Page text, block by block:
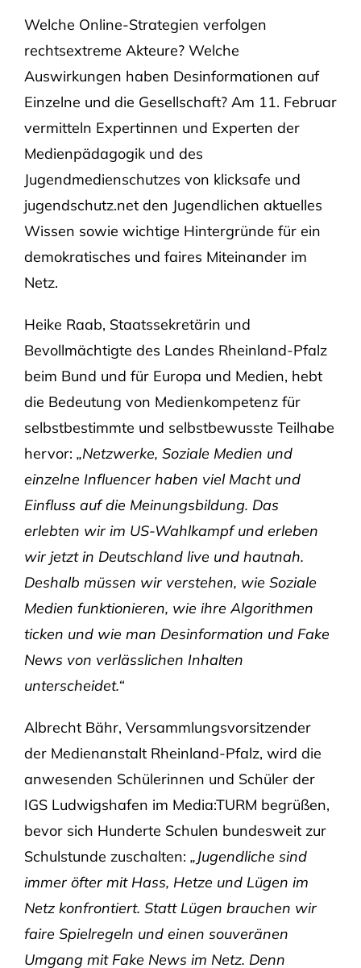
Welche Online-Strategien verfolgen
rechtsextreme Akteure? Welche
Auswirkungen haben Desinformationen auf
Einzelne und die Gesellschaft? Am 11. Februar
vermitteln Expertinnen und Experten der
Medienpädagogik und des
Jugendmedienschutzes von klicksafe und
jugendschutz.net den Jugendlichen aktuelles
Wissen sowie wichtige Hintergründe für ein
demokratisches und faires Miteinander im
Netz.
Heike Raab, Staatssekretärin und
Bevollmächtigte des Landes Rheinland-Pfalz
beim Bund und für Europa und Medien, hebt
die Bedeutung von Medienkompetenz für
selbstbestimmte und selbstbewusste Teilhabe
hervor: „Netzwerke, Soziale Medien und
einzelne Influencer haben viel Macht und
Einfluss auf die Meinungsbildung. Das
erlebten wir im US-Wahlkampf und erleben
wir jetzt in Deutschland live und hautnah.
Deshalb müssen wir verstehen, wie Soziale
Medien funktionieren, wie ihre Algorithmen
ticken und wie man Desinformation und Fake
News von verlässlichen Inhalten
unterscheidet.“
Albrecht Bähr, Versammlungsvorsitzender
der Medienanstalt Rheinland-Pfalz, wird die
anwesenden Schülerinnen und Schüler der
IGS Ludwigshafen im Media:TURM begrüßen,
bevor sich Hunderte Schulen bundesweit zur
Schulstunde zuschalten: „Jugendliche sind
immer öfter mit Hass, Hetze und Lügen im
Netz konfrontiert. Statt Lügen brauchen wir
faire Spielregeln und einen souveränen
Umgang mit Fake News im Netz. Denn